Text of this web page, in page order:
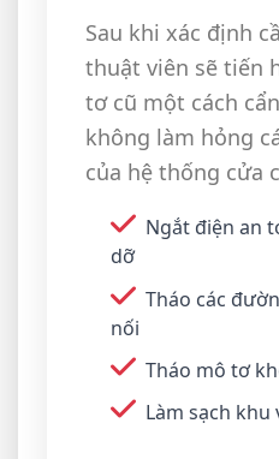
Sau khi xác định
thuật viên sẽ tiến
tơ cũ một cách
không làm hỏng
của hệ thống cửa
Ngắt điện an
dỡ
Tháo các
nối
Tháo mô tơ
Làm sạch khu